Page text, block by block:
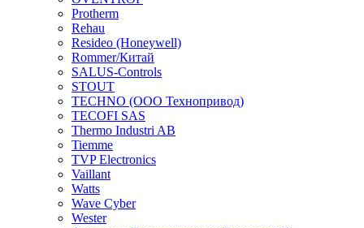
Protherm
Rehau
Resideo (Honeywell)
Rommer/Китай
SALUS-Controls
STOUT
TECHNO (ООО Технопривод)
TECOFI SAS
Thermo Industri AB
Tiemme
TVP Electronics
Vaillant
Watts
Wave Cyber
Wester